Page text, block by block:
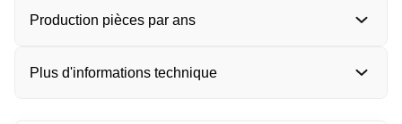
Production pièces par ans
Plus d'informations technique